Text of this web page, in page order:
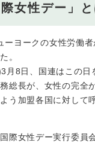
女性デー」と
ーヨークの女性労働
。
月8日、国連はこの日
総長が、女性の完全
う加盟各国に対して
際女性デー実行委員